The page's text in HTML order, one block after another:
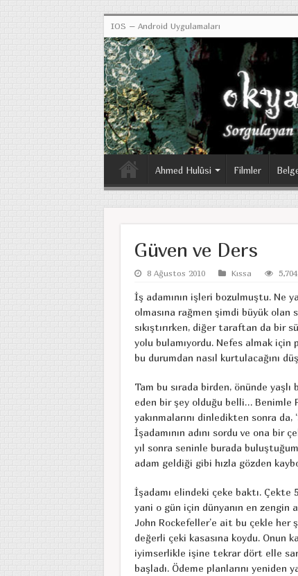
IOS – Android Uygulamaları
Ahmed Hulûsi Filmler
Güven ve Ders
8 Ağustos 2010 Kıssa
İş adamının işleri bozulmuştu. Ne
olmasına rağmen şimdi büyük olan
sıkıştırırken, diğer taraftan da bir
yolu bulamıyordu. Nefes almak için
bu durumdan nasıl kurtulacağını
Tam bu sırada birden, önünde yaşlı
eden bir şey olduğu belli… Benimle
yakınmalarını dinledikten sonra da,
İşadamının adını sordu ve ona bir
yıl sonra seninle burada
adam geldiği gibi hızla gözden
İşadamı elindeki çeke baktı. Çekte
yani o gün için dünyanın en zengin
John Rockefeller’e ait bu çekle her
değerli çeki kasasına koydu. Onun
iyimserlikle işine tekrar dört elle
başladı. Ödeme planlarını yeniden